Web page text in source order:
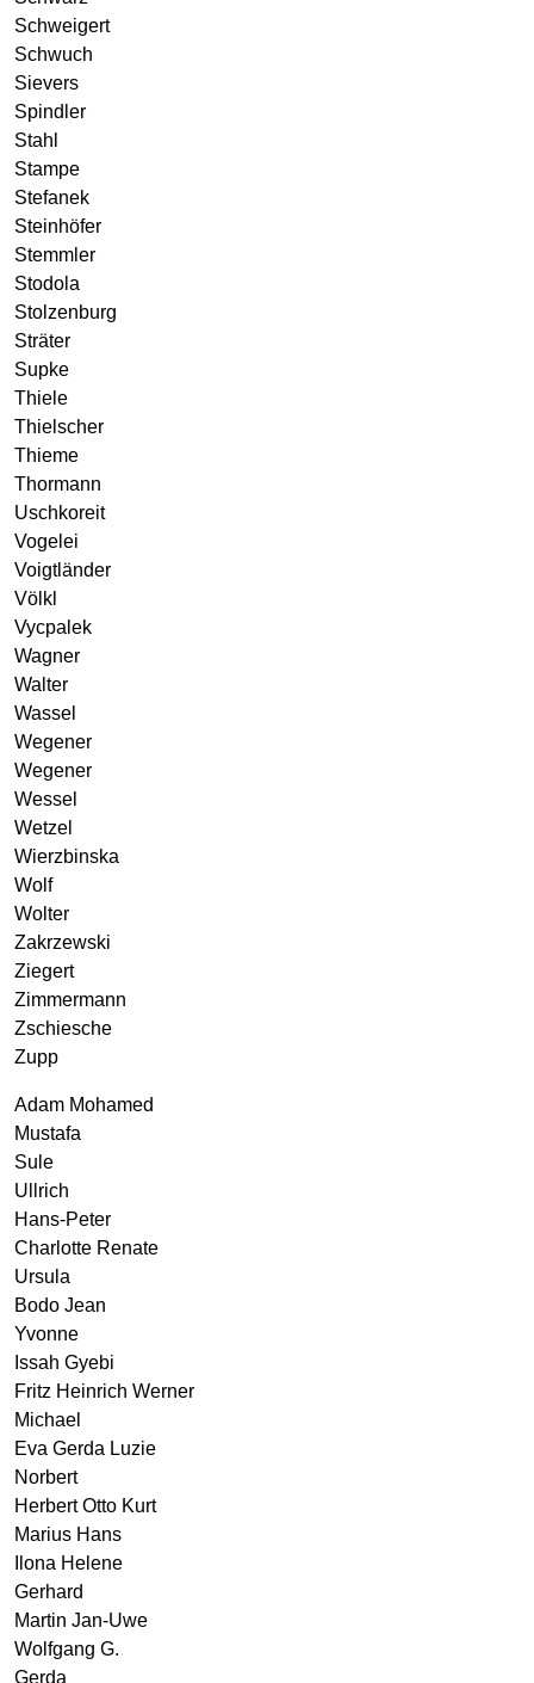
Schweigert
Schwuch
Sievers
Spindler
Stahl
Stampe
Stefanek
Steinhöfer
Stemmler
Stodola
Stolzenburg
Sträter
Supke
Thiele
Thielscher
Thieme
Thormann
Uschkoreit
Vogelei
Voigtländer
Völkl
Vycpalek
Wagner
Walter
Wassel
Wegener
Wegener
Wessel
Wetzel
Wierzbinska
Wolf
Wolter
Zakrzewski
Ziegert
Zimmermann
Zschiesche
Zupp
Adam Mohamed
Mustafa
Sule
Ullrich
Hans-Peter
Charlotte Renate
Ursula
Bodo Jean
Yvonne
Issah Gyebi
Fritz Heinrich Werner
Michael
Eva Gerda Luzie
Norbert
Herbert Otto Kurt
Marius Hans
Ilona Helene
Gerhard
Martin Jan-Uwe
Wolfgang G.
Gerda